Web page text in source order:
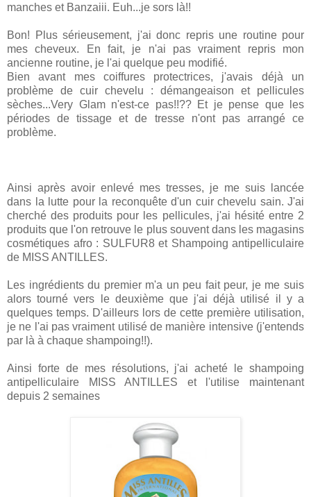
manches et Banzaiii. Euh...je sors là!!
Bon! Plus sérieusement, j'ai donc repris une routine pour
mes cheveux. En fait, je n'ai pas vraiment repris mon
ancienne routine, je l'ai quelque peu modifié.
Bien avant mes coiffures protectrices, j'avais déjà un
problème de cuir chevelu : démangeaison et pellicules
sèches...Very Glam n'est-ce pas!!?? Et je pense que les
périodes de tissage et de tresse n'ont pas arrangé ce
problème.
Ainsi après avoir enlevé mes tresses, je me suis lancée
dans la lutte pour la reconquête d'un cuir chevelu sain. J'ai
cherché des produits pour les pellicules, j'ai hésité entre 2
produits que l'on retrouve le plus souvent dans les magasins
cosmétiques afro : SULFUR8 et Shampoing antipelliculaire
de MISS ANTILLES.
Les ingrédients du premier m'a un peu fait peur, je me suis
alors tourné vers le deuxième que j'ai déjà utilisé il y a
quelques temps. D'ailleurs lors de cette première utilisation,
je ne l'ai pas vraiment utilisé de manière intensive (j'entends
par là à chaque shampoing!!).
Ainsi forte de mes résolutions, j'ai acheté le shampoing
antipelliculaire MISS ANTILLES et l'utilise maintenant
depuis 2 semaines